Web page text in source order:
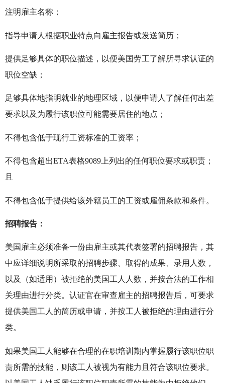
注明雇主名称；
指导申请人根据职业特点向雇主报告或发送简历；
提供足够具体的职位描述，以便美国劳工了解所寻求认证的
职位空缺；
足够具体地指明就业的地理区域，以便申请人了解任何出差
要求以及为履行该职位可能需要居住的地点；
不得包含低于现行工资标准的工资率；
不得包含超出ETA表格9089上列出的任何职位要求或职责；
且
不得包含低于提供给该外籍员工的工资或雇佣条款和条件。
招聘报告：
美国雇主必须准备一份由雇主或其代表签署的招聘报告，其
中应详细说明所采取的招聘步骤、取得的成果、录用人数，
以及（如适用）被拒绝的美国工人人数，并按合法的工作相
关理由进行分类。认证官在审查雇主的招聘报告后，可要求
提供美国工人的简历或申请，并按工人被拒绝的理由进行分
类。
如果美国工人能够在合理的在职培训期内掌握履行该职位职
责所需的技能，则该工人被视为有能力且符合该职位要求。